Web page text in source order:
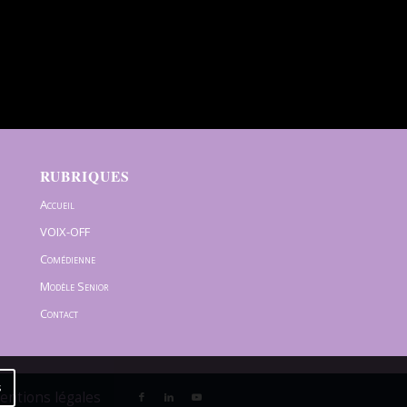
RUBRIQUES
Accueil
VOIX-OFF
Comédienne
Modèle Senior
Contact
légales